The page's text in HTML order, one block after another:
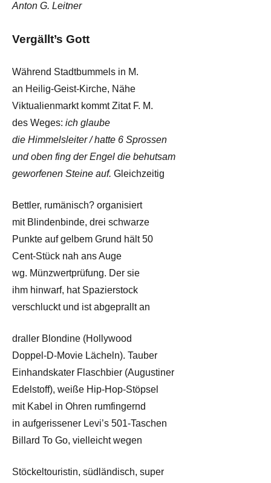
Anton G. Leitner
Vergällt’s Gott
Während Stadtbummels in M.
an Heilig-Geist-Kirche, Nähe
Viktualienmarkt kommt Zitat F. M.
des Weges: ich glaube
die Himmelsleiter / hatte 6 Sprossen
und oben fing der Engel die behutsam
geworfenen Steine auf. Gleichzeitig
Bettler, rumänisch? organisiert
mit Blindenbinde, drei schwarze
Punkte auf gelbem Grund hält 50
Cent-Stück nah ans Auge
wg. Münzwertprüfung. Der sie
ihm hinwarf, hat Spazierstock
verschluckt und ist abgeprallt an
draller Blondine (Hollywood
Doppel-D-Movie Lächeln). Tauber
Einhandskater Flaschbier (Augustiner
Edelstoff), weiße Hip-Hop-Stöpsel
mit Kabel in Ohren rumfingernd
in aufgerissener Levi’s 501-Taschen
Billard To Go, vielleicht wegen
Stöckeltouristin, südländisch, super